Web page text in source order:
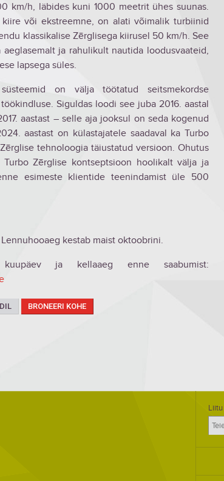
km/h, läbides kuni 1000 meetrit ühes suunas.
või ekstreemne, on alati võimalik turbiinid
klassikalise Zērglisega kiirusel 50 km/h. See
ja rahulikult nautida loodusvaateid,
lapsega süles.
on välja töötatud seitsmekordse
Siguldas loodi see juba 2016. aastal
aastast – selle aja jooksul on seda kogenud
aastast on külastajatele saadaval ka Turbo
tehnoloogia täiustatud versioon. Ohutus
Zērglise kontseptsioon hoolikalt välja ja
esimeste klientide teenindamist üle 500
kestab maist oktoobrini.
ja kellaaeg enne saabumist:
BRONEERI KOHE